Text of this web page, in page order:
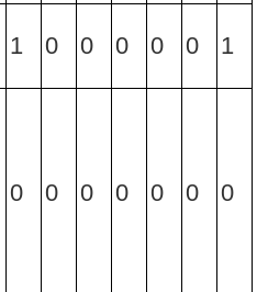
1 0 0 0 0 0 1
0 0 0 0 0 0 0